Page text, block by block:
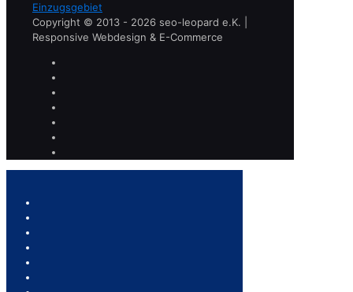
Einzugsgebiet
Copyright © 2013 - 2026 seo-leopard e.K. |
Responsive Webdesign & E-Commerce